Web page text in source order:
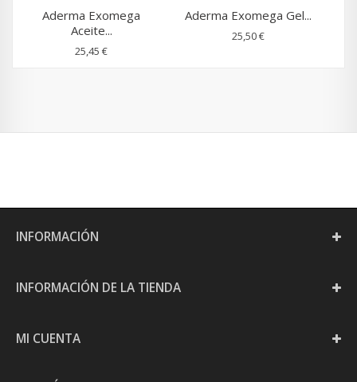
Aderma Exomega
Aceite...
25,45 €
Aderma Exomega Gel...
25,50 €
INFORMACIÓN
INFORMACIÓN DE LA TIENDA
MI CUENTA